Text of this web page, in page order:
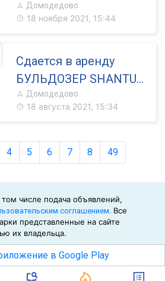
фасадного
остекления и стоечно
Домодедово
18 ноября 2021, 15:44
Сдается в аренду
БУЛЬДОЗЕР SHANTUI
SD 16
Домодедово
18 августа 2021, 15:34
4 5 6 7 8 49
том числе подача объявлений,
соглашением. Все
представленные на сайте
их владельца.
Биржа СНГв Google Play